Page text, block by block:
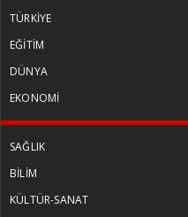
TÜRKİYE
EĞİTİM
DÜNYA
EKONOMİ
SAĞLIK
BİLİM
KÜLTÜR-SANAT